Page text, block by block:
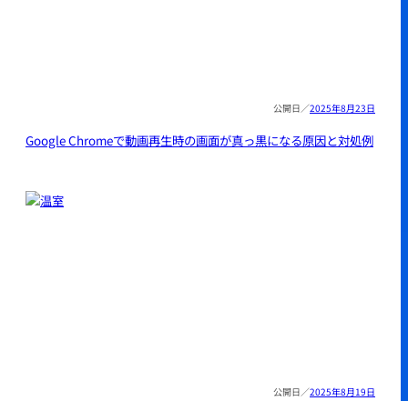
2025年8月23日
Google Chromeで動画再生時の画面が真っ黒になる原因と対処例
2025年8月19日